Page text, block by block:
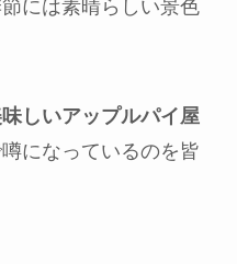
には素晴らしい景色
しいアップルパイ屋
になっているのを皆